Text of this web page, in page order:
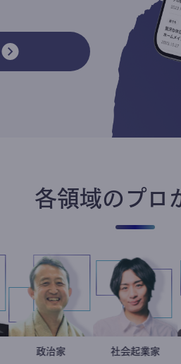
各領域のプロ
金谷一朗
大学教授 小坂英二
政治家 社